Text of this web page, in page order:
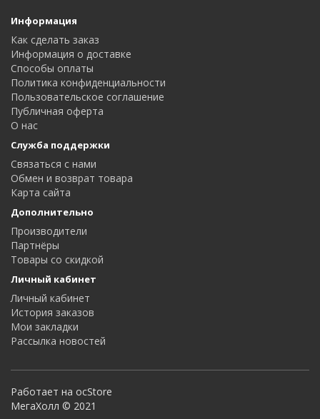
Информация
Как сделать заказ
Информация о доставке
Способы оплаты
Политика конфиденциальности
Пользовательское соглашение
Публичная оферта
О нас
Служба поддержки
Связаться с нами
Обмен и возврат товара
Карта сайта
Дополнительно
Производители
Партнёры
Товары со скидкой
Личный кабинет
Личный кабинет
История заказов
Мои закладки
Рассылка новостей
Работает на ocStore
МегаХолл © 2021